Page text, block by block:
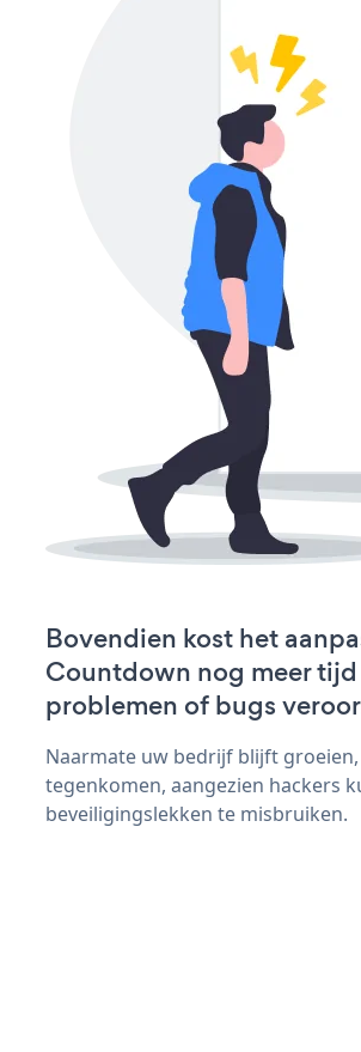
Bovendien kost het
Countdown nog meer
problemen of bugs
Naarmate uw bedrijf blijft
tegenkomen, aangezien hackers
beveiligingslekken te misbruiken.